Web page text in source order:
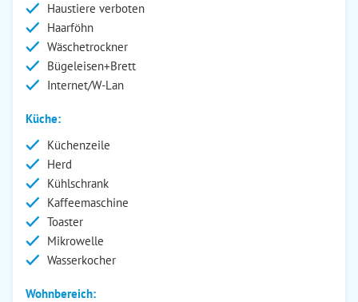
Haustiere verboten
Haarföhn
Wäschetrockner
Bügeleisen+Brett
Internet/W-Lan
Küche:
Küchenzeile
Herd
Kühlschrank
Kaffeemaschine
Toaster
Mikrowelle
Wasserkocher
Wohnbereich: